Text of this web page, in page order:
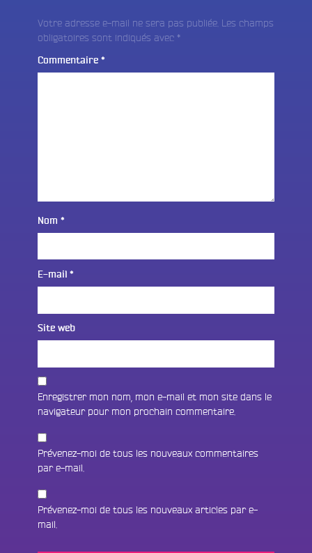
Votre adresse e-mail ne sera pas publiée. Les champs
obligatoires sont indiqués avec *
Commentaire *
Nom *
E-mail *
Site web
Enregistrer mon nom, mon e-mail et mon site dans le
navigateur pour mon prochain commentaire.
Prévenez-moi de tous les nouveaux commentaires
par e-mail.
Prévenez-moi de tous les nouveaux articles par e-
mail.